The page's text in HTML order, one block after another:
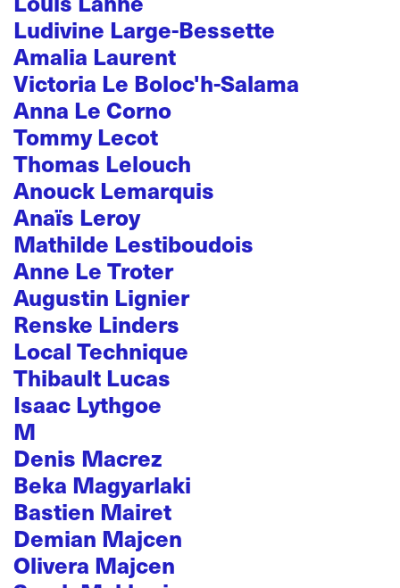
Ludivine Large-Bessette
Amalia Laurent
Victoria Le Boloc'h-Salama
Anna Le Corno
Tommy Lecot
Thomas Lelouch
Anouck Lemarquis
Anaïs Leroy
Mathilde Lestiboudois
Anne Le Troter
Augustin Lignier
Renske Linders
Local Technique
Thibault Lucas
Isaac Lythgoe
M
Denis Macrez
Beka Magyarlaki
Bastien Mairet
Demian Majcen
Olivera Majcen